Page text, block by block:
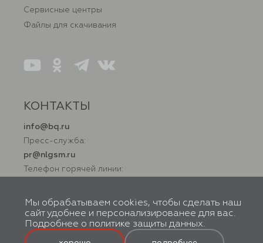
© BQ, 2026. Все права защищены. Правообладатель товарного знака
ООО «Новая Линия». 119602, г. Москва, вн. тер. г. Муниципальный
округ Тропарево-Никулино, ул. Академика Анохина, д. 38, к. 1, помещ.
Сервисные центры
Файлы для скачивания
КОНТАКТЫ
info@bq.ru
Пресс-служба:
pr@nlgsm.ru
Телефон горячей линии:
Мы обрабатываем cookies, чтобы сделать наш
сайт удобнее и персонализированее для вас.
Подробнее о политике защиты данных.